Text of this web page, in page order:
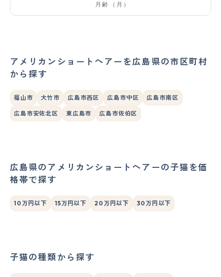
アメリカンショートヘアーを広島県の市区町村
から探す
福山市 大竹市 広島市西区 広島市中区 広島市南区
広島市安佐北区 東広島市 広島市佐伯区
広島県のアメリカンショートヘアーの子猫を価
格帯で探す
10万円以下 15万円以下 20万円以下 30万円以下
子猫の種類から探す